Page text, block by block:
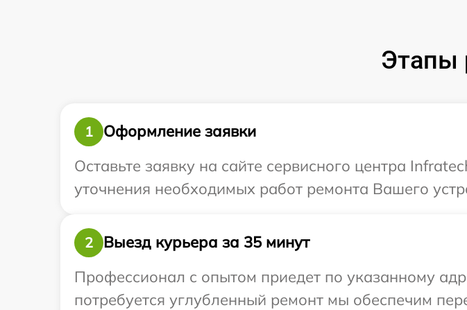
Этапы
1
Оформление заявки
Оставьте заявку на сайте сервисного центра
уточнения необходимых работ ремонта Вашего
2
Выезд курьера за 35 минут
Профессионал с опытом приедет по указанному
потребуется углубленный ремонт мы обеспечим